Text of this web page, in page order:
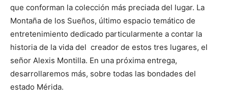
que conforman la colección más preciada del lugar. La
Montaña de los Sueños, último espacio temático de
entretenimiento dedicado particularmente a contar la
historia de la vida del creador de estos tres lugares, el
señor Alexis Montilla. En una próxima entrega,
desarrollaremos más, sobre todas las bondades del
estado Mérida.